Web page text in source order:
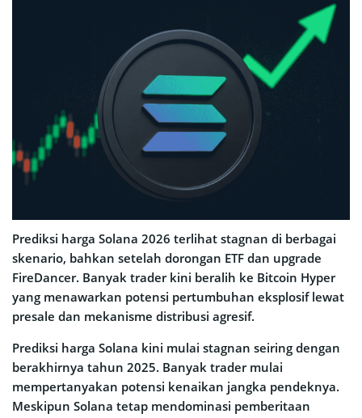
Prediksi harga Solana 2026 terlihat stagnan di berbagai
skenario, bahkan setelah dorongan ETF dan upgrade
FireDancer. Banyak trader kini beralih ke Bitcoin Hyper
yang menawarkan potensi pertumbuhan eksplosif lewat
presale dan mekanisme distribusi agresif.
Prediksi harga Solana kini mulai stagnan seiring dengan
berakhirnya tahun 2025. Banyak trader mulai
mempertanyakan potensi kenaikan jangka pendeknya.
Meskipun Solana tetap mendominasi pemberitaan